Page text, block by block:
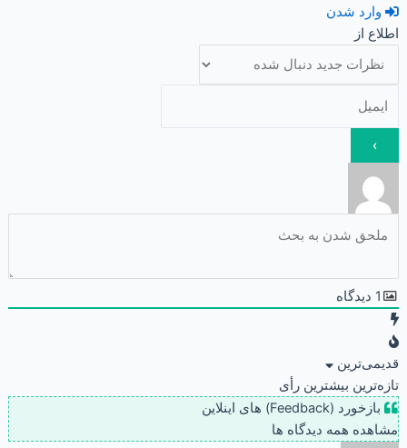
وارد شدن
اطلاع از
1 دیدگاه
قدیمی‌ترین
تازه‌ترین بیشترین رأی
بازخورد (Feedback) های اینلاین
مشاهده همه دیدگاه ها